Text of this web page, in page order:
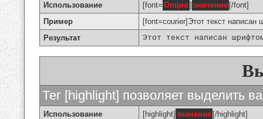
Использование [font= Опция ] значение [/font]
Пример
[font=courier]Этот текст
Результат
Этот текст написан
Тег [highlight] позволяет выделить
Использование [highlight] значение [/highlight]